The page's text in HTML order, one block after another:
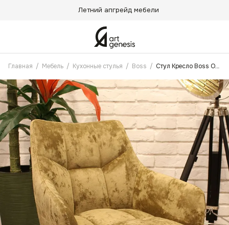
Летний апгрейд мебели
Главная / Мебель / Кухонные стулья / Boss / Стул Кресло Boss Оливковый Антикоготь